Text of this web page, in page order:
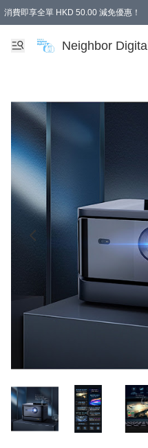
消費即享全單 HKD 50.00 減免優惠！
Neighbor Digital